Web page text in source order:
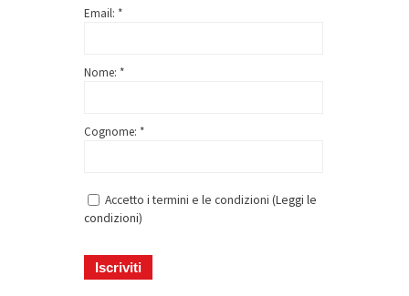
Email: *
Nome: *
Cognome: *
Accetto i termini e le condizioni (Leggi le
condizioni)